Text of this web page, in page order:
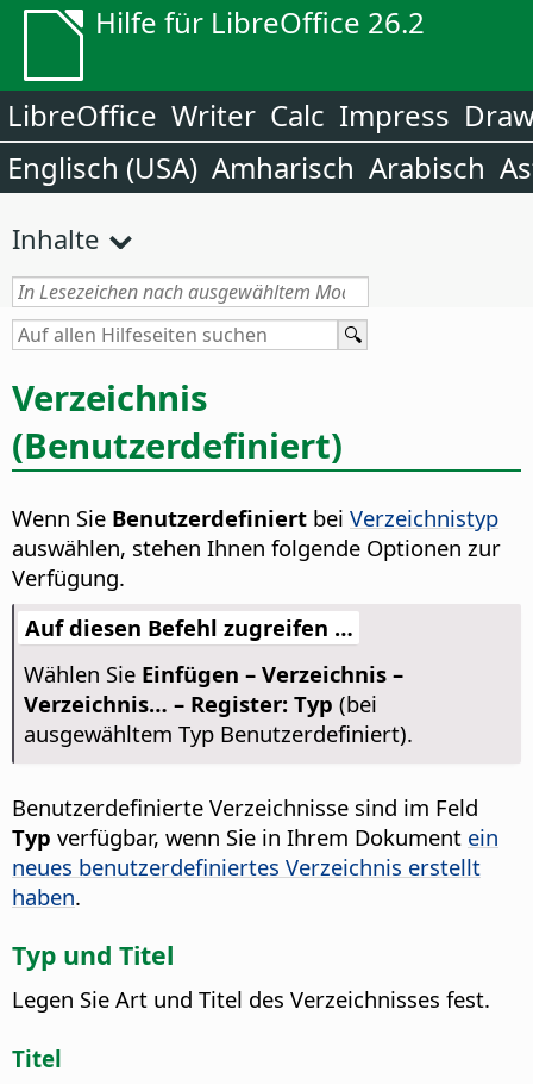
Hilfe für LibreOffice 26.2
LibreOffice Writer Calc Impress
Englisch (USA) Amharisch Arabisch
Inhalte
Verzeichnis
(Benutzerdefiniert)
Wenn Sie Benutzerdefiniert bei Verzeichnistyp
auswählen, stehen Ihnen folgende Optionen zur
Verfügung.
Auf diesen Befehl zugreifen …
Wählen Sie Einfügen – Verzeichnis –
Verzeichnis… – Register: Typ (bei
ausgewähltem Typ Benutzerdefiniert).
Benutzerdefinierte Verzeichnisse sind im Feld
Typ verfügbar, wenn Sie in Ihrem Dokument ein
neues benutzerdefiniertes Verzeichnis erstellt
haben.
Typ und Titel
Legen Sie Art und Titel des Verzeichnisses fest.
Titel